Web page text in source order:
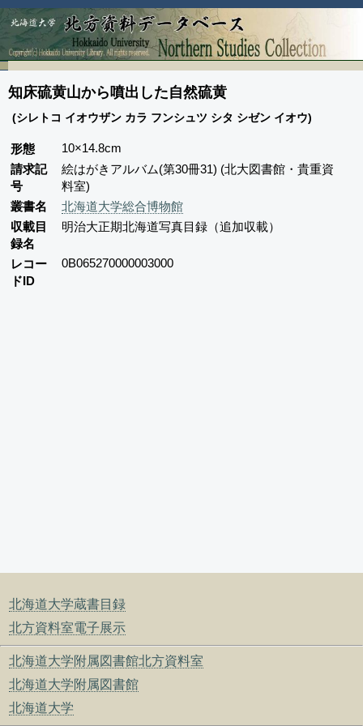
北海道大学蔵書目録
北方資料室電子展示
北海道大学附属図書館北方資料室
北海道大学附属図書館
北海道大学
知床硫黄山から噴出した自然硫黄
(シレトコ イオウザン カラ フンシュツ シタ シゼン イオウ)
形態
10×14.8cm
請求記
号
絵はがきアルバム(第30冊31) (北大図書館・貴重資
料室)
叢書名
北海道大学総合博物館
収載目
録名
明治大正期北海道写真目録（追加収載）
レコー
ドID
0B065270000003000